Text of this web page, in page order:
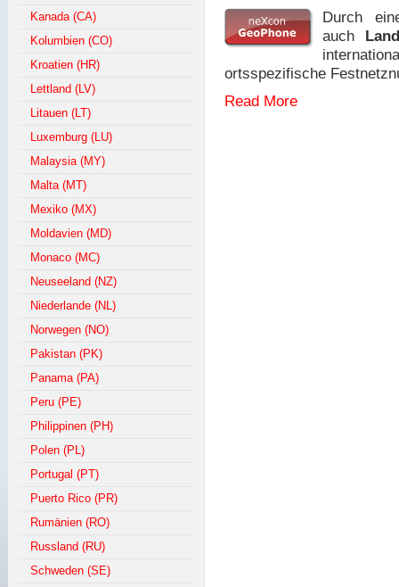
Kanada (CA)
Kolumbien (CO)
Kroatien (HR)
Lettland (LV)
Litauen (LT)
Luxemburg (LU)
Malaysia (MY)
Malta (MT)
Mexiko (MX)
Moldavien (MD)
Monaco (MC)
Neuseeland (NZ)
Niederlande (NL)
Norwegen (NO)
Pakistan (PK)
Panama (PA)
Peru (PE)
Philippinen (PH)
Polen (PL)
Portugal (PT)
Puerto Rico (PR)
Rumänien (RO)
Russland (RU)
Schweden (SE)
Durch
auch
ortsspezifische
Read More